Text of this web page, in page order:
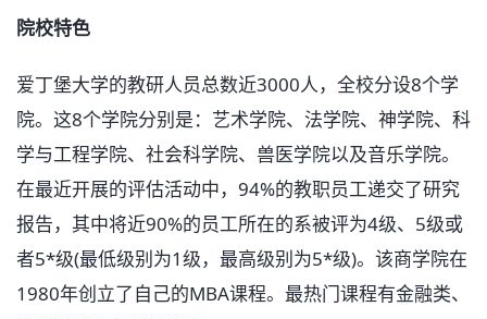
院校特色
爱丁堡大学的教研人员总数近3000人，全校分设8个学
院。这8个学院分别是：艺术学院、法学院、神学院、科
学与工程学院、社会科学院、兽医学院以及音乐学院。
在最近开展的评估活动中，94%的教职员工递交了研究
报告，其中将近90%的员工所在的系被评为4级、5级或
者5*级(最低级别为1级，最高级别为5*级)。该商学院在
1980年创立了自己的MBA课程。最热门课程有金融类、